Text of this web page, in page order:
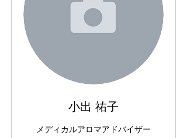
小出 祐子
メディカルアロマアドバイザー